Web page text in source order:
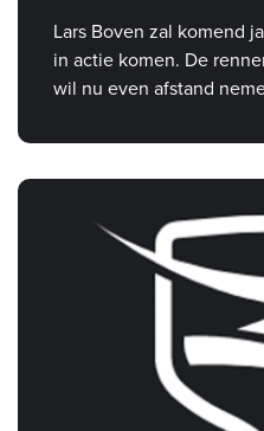
Lars Boven zal komend
in actie komen. De
wil nu even afstand